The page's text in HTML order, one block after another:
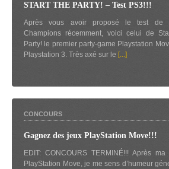
START THE PARTY! – Test PS3!!!
Après vous avoir proposé le test de
Champions récemment, voici celui de
Party! le premier party-game Playstation
Playstation 3. Très axé sur le [...]
CONCOURS
Gagnez des jeux PlayStation Move!!!
EDIT: CONCOURS TERMINÉ!!! Après ma
PlayStation Move, je me sens d’humeur